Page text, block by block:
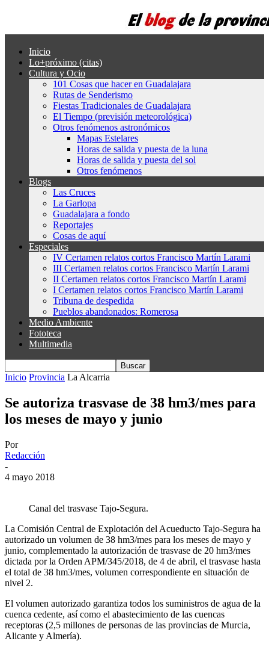
Inicio
Lo+próximo (citas)
Cultura y Ocio
101 Cosas que hacer en Guadalajara
Rutas de Senderismo
Fiestas Tradicionales de Guadalajara
El Tiempo (previsión meteorológica)
Otros fenómenos astronómicos
Mapas Estelares
Horas de salida y puesta de la luna
Horas de salida y puesta del sol
Otros fenómenos
Blogs
Las Cruces
La Garlopa
Guadalajara a fondo
Reportajes
Cosas de aquí
Especiales
IV Certamen relatos cortos Francisco Martín Larami
III Certamen relatos cortos Francisco Martín Larami
II Certamen relatos cortos Francisco Martín Larami
I Certamen relatos cortos Francisco Martín Larami
Tribuna de despedida
Pueblos abandonados: Romerosa
Medio Ambiente
Fototeca
Multimedia
Inicio Provincia La Alcarria
Se autoriza trasvase de 38 hm3/mes para
los meses de mayo y junio
Por
Redacción
-
4 mayo 2018
Canal del trasvase Tajo-Segura.
La Comisión Central de Explotación del Acueducto Tajo-Segura ha
autorizado un volumen de 38 hm3/mes para los meses de mayo y
junio, complementado la autorización de trasvase de 20 hm3/mes
dictada por la Orden APM/345/2018, de 4 de abril, el trasvase hasta
el total de 38 hm3/mes, volumen correspondiente en situación de
nivel 2.
El volumen autorizado garantiza todos los suministros de agua de la
cuenca cedente, así como el abastecimiento de las cuencas
receptoras (2,5 millones de personas de las provincias de Murcia,
Alicante y Almería).